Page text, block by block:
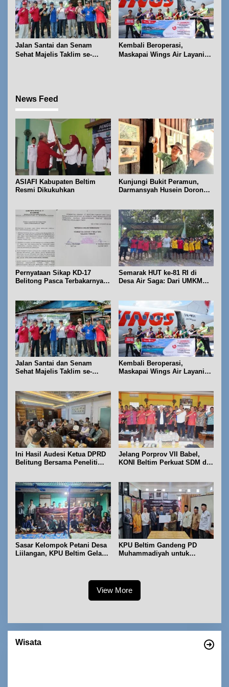
Jalan Santai dan Senam
Sehat Majelis Taklim se-
Kembali Beroperasi,
Maskapai Wings Air Layani
News Feed
ASIAFI Kabupaten Beltim
Resmi Dikukuhkan
Kunjungi Bukit Peramun,
Darmansyah Husein Dorong
Pernyataan Sikap KD-17
Belitong Pasca Terbakarnya
Semarak HUT ke-81 RI di
Desa Air Saga: Dari UMKM
Jalan Santai dan Senam
Sehat Majelis Taklim se-
Kembali Beroperasi,
Maskapai Wings Air Layani
Ini Hasil Audesi Ketua DPRD
Belitung Bersama Peneliti
Jelang Porprov VII Babel,
KONI Beltim Perkuat SDM di
Sasar Kelompok Petani Desa
Liilangan, KPU Beltim Gelar
KPU Beltim Gandeng PD
Muhammadiyah untuk
View More
Wisata